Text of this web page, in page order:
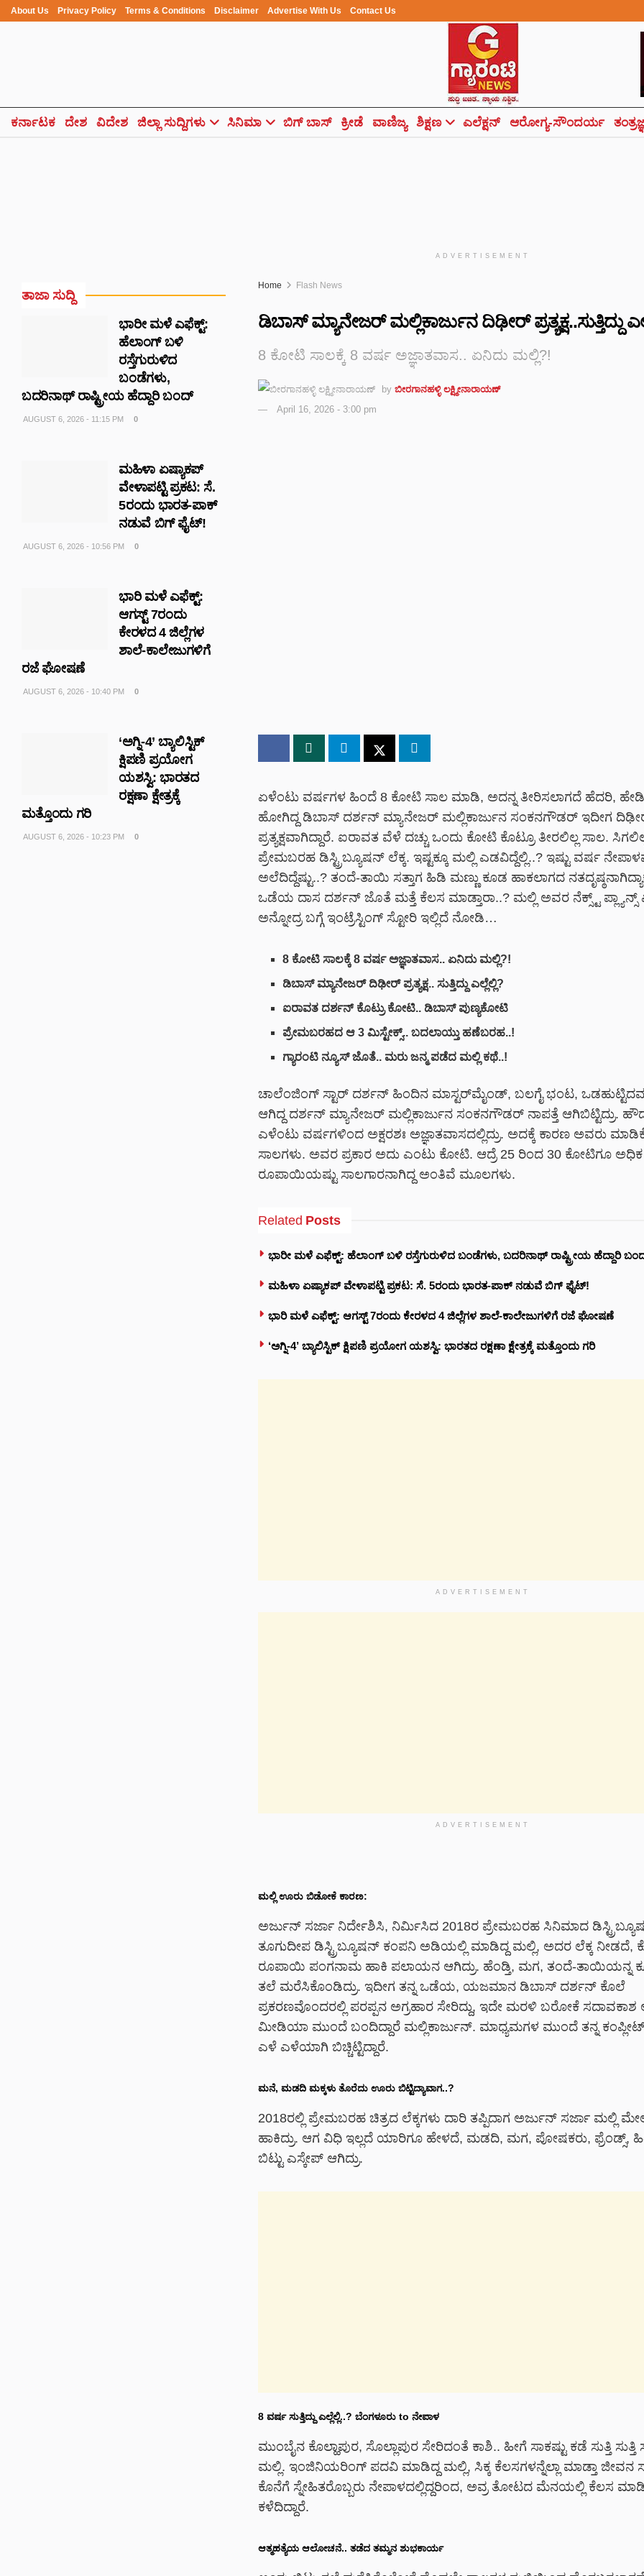
About Us Privacy Policy Terms & Conditions Disclaimer Advertise With Us Contact Us
ಕರ್ನಾಟಕ ದೇಶ ವಿದೇಶ ಜಿಲ್ಲಾ ಸುದ್ದಿಗಳು ಸಿನಿಮಾ ಬಿಗ್ ಬಾಸ್ ಕ್ರೀಡೆ ವಾಣಿಜ್ಯ ಶಿಕ್ಷಣ ಎಲೆಕ್ಷನ್ ಆರೋಗ್ಯ-ಸೌಂದರ್ಯ
ADVERTISEMENT
Home Flash News
ಡಿಬಾಸ್ ಮ್ಯಾನೇಜರ್ ಮಲ್ಲಿಕಾರ್ಜುನ ದಿಢೀರ್ ಪ್ರತ್ಯಕ್ಷ..ಸುತ್ತಿದ್ದು
8 ಕೋಟಿ ಸಾಲಕ್ಕೆ 8 ವರ್ಷ ಅಜ್ಞಾತವಾಸ.. ಏನಿದು ಮಲ್ಲಿ?!
by ಬೀರಗಾನಹಳ್ಳಿ ಲಕ್ಷ್ಮೀನಾರಾಯಣ್
April 16, 2026 - 3:00 pm
ಏಳೆಂಟು ವರ್ಷಗಳ ಹಿಂದೆ 8 ಕೋಟಿ ಸಾಲ ಮಾಡಿ, ಅದನ್ನ ತೀರಿಸಲಾಗದೆ ಹೆದರಿ,
ಹೋಗಿದ್ದ ಡಿಬಾಸ್ ದರ್ಶನ್ ಮ್ಯಾನೇಜರ್ ಮಲ್ಲಿಕಾರ್ಜುನ ಸಂಕನಗೌಡರ್ ಇದೀಗ
ಪ್ರತ್ಯಕ್ಷವಾಗಿದ್ದಾರೆ. ಐರಾವತ ವೆಳೆ ದಚ್ಚು ಒಂದು ಕೋಟಿ ಕೊಟ್ರೂ ತೀರಲಿಲ್ಲ ಸಾಲ.
ಪ್ರೇಮಬರಹ ಡಿಸ್ಟ್ರಿಬ್ಯೂಷನ್ ಲೆಕ್ಕ. ಇಷ್ಟಕ್ಕೂ ಮಲ್ಲಿ ಎಡವಿದ್ದೆಲ್ಲಿ..? ಇಷ್ಟು ವರ್ಷ
ಅಲೆದಿದ್ದೆಷ್ಟು..? ತಂದೆ-ತಾಯಿ ಸತ್ತಾಗ ಹಿಡಿ ಮಣ್ಣು ಕೂಡ ಹಾಕಲಾಗದ
ಒಡೆಯ ದಾಸ ದರ್ಶನ್‌ ಜೊತೆ ಮತ್ತೆ ಕೆಲಸ ಮಾಡ್ತಾರಾ..? ಮಲ್ಲಿ ಅವರ ನೆಕ್ಸ್ಟ್ ಪ್ಲ್ಯಾನ್ಸ್
ಅನ್ನೋದ್ರ ಬಗ್ಗೆ ಇಂಟ್ರೆಸ್ಟಿಂಗ್‌ ಸ್ಟೋರಿ ಇಲ್ಲಿದೆ ನೋಡಿ…
8 ಕೋಟಿ ಸಾಲಕ್ಕೆ 8 ವರ್ಷ ಅಜ್ಞಾತವಾಸ.. ಏನಿದು ಮಲ್ಲಿ?!
ಡಿಬಾಸ್ ಮ್ಯಾನೇಜರ್ ದಿಢೀರ್ ಪ್ರತ್ಯಕ್ಷ.. ಸುತ್ತಿದ್ದು ಎಲ್ಲೆಲ್ಲಿ?
ಐರಾವತ ದರ್ಶನ್ ಕೊಟ್ರು ಕೋಟಿ.. ಡಿಬಾಸ್ ಪುಣ್ಯಕೋಟಿ
ಪ್ರೇಮಬರಹದ ಆ 3 ಮಿಸ್ಟೇಕ್ಸ್.. ಬದಲಾಯ್ತು ಹಣೆಬರಹ..!
ಗ್ಯಾರಂಟಿ ನ್ಯೂಸ್ ಜೊತೆ.. ಮರು ಜನ್ಮ ಪಡೆದ ಮಲ್ಲಿ ಕಥೆ..!
ಚಾಲೆಂಜಿಂಗ್ ಸ್ಟಾರ್ ದರ್ಶನ್ ಹಿಂದಿನ ಮಾಸ್ಟರ್‌ಮೈಂಡ್, ಬಲಗೈ ಭಂಟ,
ಆಗಿದ್ದ ದರ್ಶನ್ ಮ್ಯಾನೇಜರ್ ಮಲ್ಲಿಕಾರ್ಜುನ ಸಂಕನಗೌಡರ್ ನಾಪತ್ತೆ ಆಗಿಬಿಟ್ಟಿದ್ರು.
ಎಳೆಂಟು ವರ್ಷಗಳಿಂದ ಅಕ್ಷರಶಃ ಅಜ್ಞಾತವಾಸದಲ್ಲಿದ್ರು. ಅದಕ್ಕೆ ಕಾರಣ ಅವರು
ಸಾಲಗಳು. ಅವರ ಪ್ರಕಾರ ಅದು ಎಂಟು ಕೋಟಿ. ಆದ್ರೆ 25 ರಿಂದ 30 ಕೋಟಿಗೂ ಅಧಿಕ
ರೂಪಾಯಿಯಷ್ಟು ಸಾಲಗಾರನಾಗಿದ್ದ ಅಂತಿವೆ ಮೂಲಗಳು.
Related Posts
ಭಾರೀ ಮಳೆ ಎಫೆಕ್ಟ್‌: ಹೆಲಾಂಗ್ ಬಳಿ ರಸ್ತೆಗುರುಳಿದ ಬಂಡೆಗಳು, ಬದರಿನಾಥ್‌ ರಾಷ್ಟ್ರೀಯ ಹೆದ್ದಾರಿ
ಮಹಿಳಾ ಏಷ್ಯಾಕಪ್ ವೇಳಾಪಟ್ಟಿ ಪ್ರಕಟ: ಸೆ. 5ರಂದು ಭಾರತ-ಪಾಕ್‌ ನಡುವೆ ಬಿಗ್ ಫೈಟ್!
ಭಾರಿ ಮಳೆ ಎಫೆಕ್ಟ್: ಆಗಸ್ಟ್ 7ರಂದು ಕೇರಳದ 4 ಜಿಲ್ಲೆಗಳ ಶಾಲೆ-ಕಾಲೇಜುಗಳಿಗೆ ರಜೆ ಘೋಷಣೆ
‘ಅಗ್ನಿ-4’ ಬ್ಯಾಲಿಸ್ಟಿಕ್ ಕ್ಷಿಪಣಿ ಪ್ರಯೋಗ ಯಶಸ್ವಿ: ಭಾರತದ ರಕ್ಷಣಾ ಕ್ಷೇತ್ರಕ್ಕೆ ಮತ್ತೊಂದು ಗರಿ
ADVERTISEMENT
ADVERTISEMENT
ಮಲ್ಲಿ ಊರು ಬಿಡೋಕೆ ಕಾರಣ:
ಅರ್ಜುನ್ ಸರ್ಜಾ ನಿರ್ದೇಶಿಸಿ, ನಿರ್ಮಿಸಿದ 2018ರ ಪ್ರೇಮಬರಹ ಸಿನಿಮಾದ
ತೂಗುದೀಪ ಡಿಸ್ಟ್ರಿಬ್ಯೂಷನ್ ಕಂಪನಿ ಅಡಿಯಲ್ಲಿ ಮಾಡಿದ್ದ ಮಲ್ಲಿ, ಅದರ ಲೆಕ್ಕ ನೀಡದೆ,
ರೂಪಾಯಿ ಪಂಗನಾಮ ಹಾಕಿ ಪಲಾಯನ ಆಗಿದ್ರು. ಹೆಂಡ್ತಿ, ಮಗ, ತಂದೆ-ತಾಯಿಯನ್ನ
ತಲೆ ಮರೆಸಿಕೊಂಡಿದ್ರು. ಇದೀಗ ತನ್ನ ಒಡೆಯ, ಯಜಮಾನ ಡಿಬಾಸ್ ದರ್ಶನ್ ಕೊಲೆ
ಪ್ರಕರಣವೊಂದರಲ್ಲಿ ಪರಪ್ಪನ ಅಗ್ರಹಾರ ಸೇರಿದ್ದು, ಇದೇ ಮರಳಿ ಬರೋಕೆ ಸದಾವಕಾಶ
ಮೀಡಿಯಾ ಮುಂದೆ ಬಂದಿದ್ದಾರೆ ಮಲ್ಲಿಕಾರ್ಜುನ್. ಮಾಧ್ಯಮಗಳ ಮುಂದೆ ತನ್ನ
ಎಳೆ ಎಳೆಯಾಗಿ ಬಿಚ್ಚಿಟ್ಟಿದ್ದಾರೆ.
ಮನೆ, ಮಡದಿ ಮಕ್ಕಳು ತೊರೆದು ಊರು ಬಿಟ್ಟಿದ್ಯಾವಾಗ..?
2018ರಲ್ಲಿ ಪ್ರೇಮಬರಹ ಚಿತ್ರದ ಲೆಕ್ಕಗಳು ದಾರಿ ತಪ್ಪಿದಾಗ ಅರ್ಜುನ್ ಸರ್ಜಾ ಮಲ್ಲಿ
ಹಾಕಿದ್ರು. ಆಗ ವಿಧಿ ಇಲ್ಲದೆ ಯಾರಿಗೂ ಹೇಳದೆ, ಮಡದಿ, ಮಗ, ಪೋಷಕರು, ಫ್ರೆಂಡ್ಸ್,
ಬಿಟ್ಟು ಎಸ್ಕೇಪ್ ಆಗಿದ್ರು.
8 ವರ್ಷ ಸುತ್ತಿದ್ದು ಎಲ್ಲೆಲ್ಲಿ..? ಬೆಂಗಳೂರುto ನೇಪಾಳ
ಮುಂಬೈನ ಕೊಲ್ಹಾಪುರ, ಸೊಲ್ಲಾಪುರ ಸೇರಿದಂತೆ ಕಾಶಿ.. ಹೀಗೆ ಸಾಕಷ್ಟು ಕಡೆ ಸುತ್ತಿ ಸುತ್ತಿ
ಮಲ್ಲಿ. ಇಂಜಿನಿಯರಿಂಗ್ ಪದವಿ ಮಾಡಿದ್ದ ಮಲ್ಲಿ, ಸಿಕ್ಕ ಕೆಲಸಗಳನ್ನೆಲ್ಲಾ ಮಾಡ್ತಾ ಜೀವನ
ಕೊನೆಗೆ ಸ್ನೇಹಿತರೊಬ್ಬರು ನೇಪಾಳದಲ್ಲಿದ್ದರಿಂದ, ಅವ್ರ ತೋಟದ ಮೆನಯಲ್ಲಿ ಕೆಲಸ
ಕಳೆದಿದ್ದಾರೆ.
ಆತ್ಮಹತ್ಯೆಯ ಆಲೋಚನೆ.. ತಡೆದ ತಮ್ಮನ ಶುಭಕಾರ್ಯ
ತಾಜಾ ಸುದ್ದಿ
ಭಾರೀ ಮಳೆ ಎಫೆಕ್ಟ್‌:
ಹೆಲಾಂಗ್ ಬಳಿ
ರಸ್ತೆಗುರುಳಿದ
ಬಂಡೆಗಳು,
ಬದರಿನಾಥ್‌ ರಾಷ್ಟ್ರೀಯ ಹೆದ್ದಾರಿ ಬಂದ್‌
AUGUST 6, 2026 - 11:15 PM 0
ಮಹಿಳಾ ಏಷ್ಯಾಕಪ್
ವೇಳಾಪಟ್ಟಿ ಪ್ರಕಟ: ಸೆ.
5ರಂದು ಭಾರತ-ಪಾಕ್‌
ನಡುವೆ ಬಿಗ್ ಫೈಟ್!
AUGUST 6, 2026 - 10:56 PM 0
ಭಾರಿ ಮಳೆ ಎಫೆಕ್ಟ್:
ಆಗಸ್ಟ್ 7ರಂದು
ಕೇರಳದ 4 ಜಿಲ್ಲೆಗಳ
ಶಾಲೆ-ಕಾಲೇಜುಗಳಿಗೆ
ರಜೆ ಘೋಷಣೆ
AUGUST 6, 2026 - 10:40 PM 0
‘ಅಗ್ನಿ-4’ ಬ್ಯಾಲಿಸ್ಟಿಕ್
ಕ್ಷಿಪಣಿ ಪ್ರಯೋಗ
ಯಶಸ್ವಿ: ಭಾರತದ
ರಕ್ಷಣಾ ಕ್ಷೇತ್ರಕ್ಕೆ
ಮತ್ತೊಂದು ಗರಿ
AUGUST 6, 2026 - 10:23 PM 0